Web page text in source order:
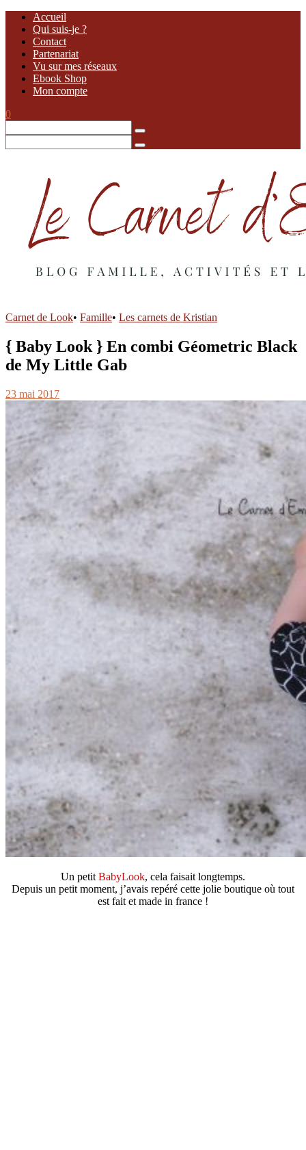
Accueil
Qui suis-je ?
Contact
Partenariat
Vu sur mes réseaux
Ebook Shop
Mon compte
0
Carnet de Look• Famille• Les carnets de Kristian
{ Baby Look } En combi Géometric Black
de My Little Gab
23 mai 2017
Un petit BabyLook, cela faisait longtemps.
Depuis un petit moment, j’avais repéré cette jolie boutique où tout
est fait et made in france !